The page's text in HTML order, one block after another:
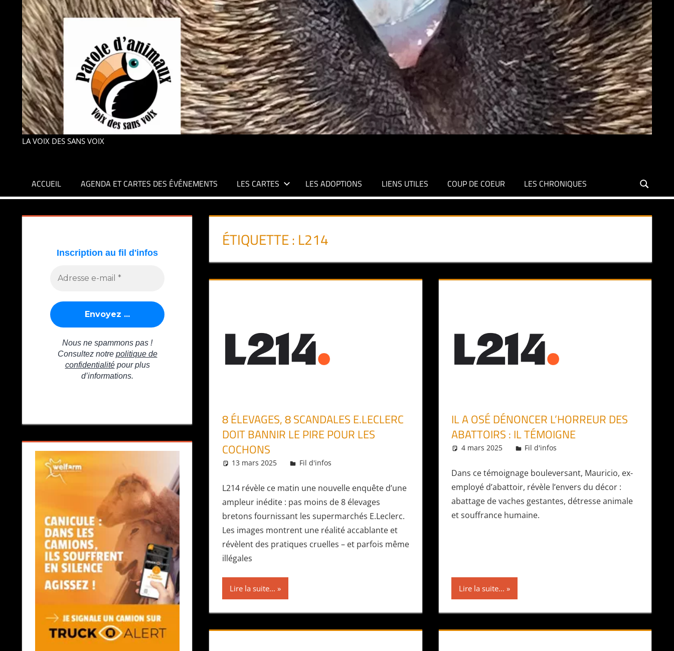
LA VOIX DES SANS VOIX
ACCUEIL AGENDA ET CARTES DES ÉVÉNEMENTS LES CARTES LES ADOPTIONS LIENS UTILES COUP DE COEUR LES CHRONIQUES
ÉTIQUETTE : L214
8 ÉLEVAGES, 8 SCANDALES E.LECLERC
DOIT BANNIR LE PIRE POUR LES
COCHONS
13 mars 2025 Daniel
Fil d'infos
L214 révèle ce matin une nouvelle enquête d’une
ampleur inédite : pas moins de 8 élevages
bretons fournissant les supermarchés E.Leclerc.
Les images montrent une réalité accablante et
révèlent des pratiques cruelles – et parfois même
illégales
Lire la suite...
IL A OSÉ DÉNONCER L’HORREUR DES
ABATTOIRS : IL TÉMOIGNE
4 mars 2025 Daniel
Fil d'infos
Dans ce témoignage bouleversant, Mauricio, ex-
employé d’abattoir, révèle l’envers du décor :
abattage de vaches gestantes, détresse animale
et souffrance humaine.
Lire la suite...